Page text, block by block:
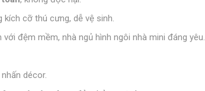
kích cỡ thú cưng, dễ vệ sinh.
đệm mềm, nhà ngủ hình ngôi nhà mini đáng yêu.
décor.